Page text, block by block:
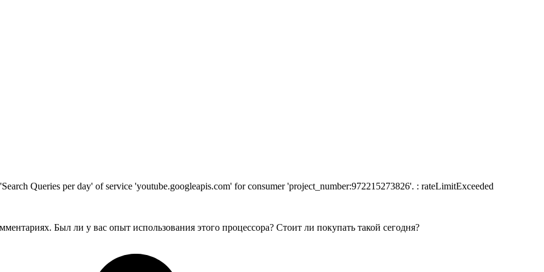
Queries per day' of service 'youtube.googleapis.com' for consumer 'project_number:972215273826'. : rateLimitExceeded
Был ли у вас опыт использования этого процессора? Стоит ли покупать такой сегодня?